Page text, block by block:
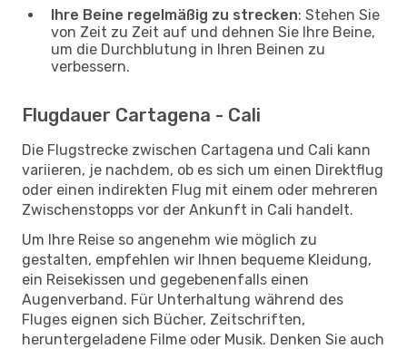
Ihre Beine regelmäßig zu strecken: Stehen Sie
von Zeit zu Zeit auf und dehnen Sie Ihre Beine,
um die Durchblutung in Ihren Beinen zu
verbessern.
Flugdauer Cartagena - Cali
Die Flugstrecke zwischen Cartagena und Cali kann
variieren, je nachdem, ob es sich um einen Direktflug
oder einen indirekten Flug mit einem oder mehreren
Zwischenstopps vor der Ankunft in Cali handelt.
Um Ihre Reise so angenehm wie möglich zu
gestalten, empfehlen wir Ihnen bequeme Kleidung,
ein Reisekissen und gegebenenfalls einen
Augenverband. Für Unterhaltung während des
Fluges eignen sich Bücher, Zeitschriften,
heruntergeladene Filme oder Musik. Denken Sie auch